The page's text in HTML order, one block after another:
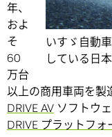
いすゞ自動
している日
年、
およ
そ
60
万台
以上の商用車両を製
DRIVE AV ソフトウ
DRIVE プラットフォ